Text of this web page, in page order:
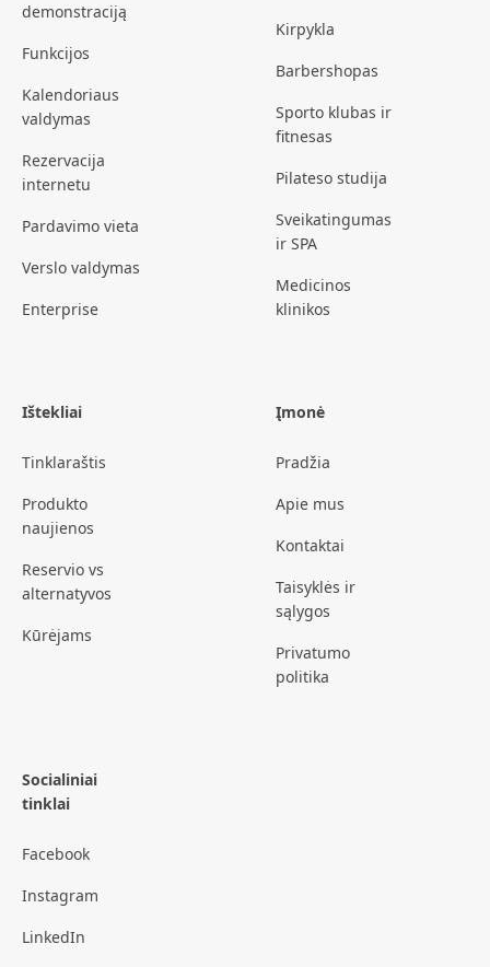
demonstraciją
Funkcijos
Kalendoriaus
valdymas
Rezervacija
internetu
Pardavimo vieta
Verslo valdymas
Enterprise
Kirpykla
Barbershopas
Sporto klubas ir
fitnesas
Pilateso studija
Sveikatingumas
ir SPA
Medicinos
klinikos
Ištekliai
Tinklaraštis
Produkto
naujienos
Reservio vs
alternatyvos
Kūrėjams
Įmonė
Pradžia
Apie mus
Kontaktai
Taisyklės ir
sąlygos
Privatumo
politika
Socialiniai
tinklai
Facebook
Instagram
LinkedIn